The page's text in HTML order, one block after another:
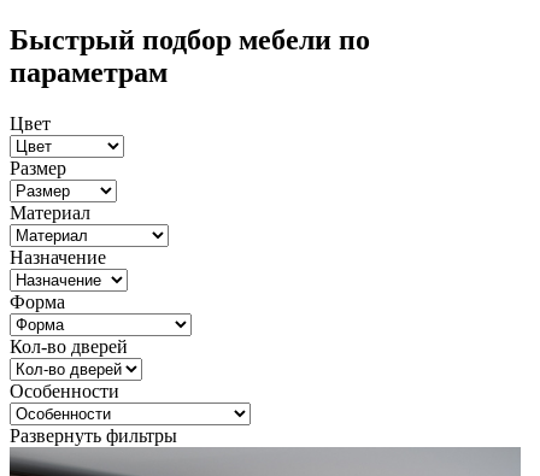
Быстрый подбор мебели по
параметрам
Цвет
Размер
Материал
Назначение
Форма
Кол-во дверей
Особенности
Развернуть фильтры